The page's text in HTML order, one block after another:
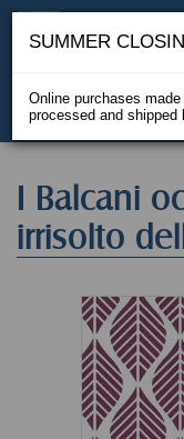
I Balcani
irrisolto
SUMMER
Online purchases
processed and shipped